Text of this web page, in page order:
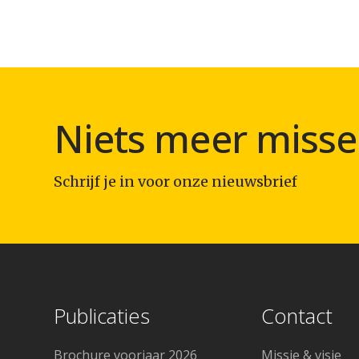
Niets meer
Schrijf je in voor onze nieuwsbrief
Publicaties
Brochure voorjaar 2026
Contact
Missie & visie